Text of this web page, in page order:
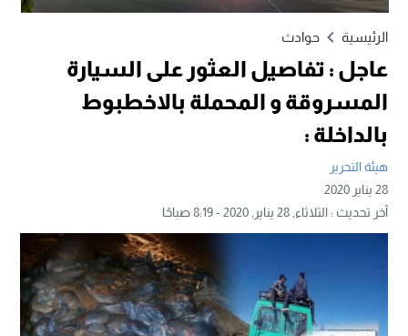
الرئيسية حوادث
عاجل : تفاصيل العثور على السيارة
المسروقة و المحملة بالاخطبوط
بالداخلة :
هيئة التحرير
28 يناير 2020
آخر تحديث :الثلاثاء, 28 يناير, 2020 - 8:19 صباحًا